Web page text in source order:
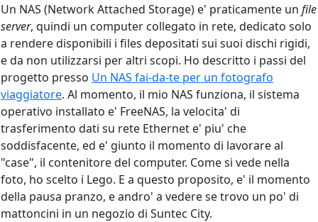
Un NAS (Network Attached Storage) e' praticamente un file
server, quindi un computer collegato in rete, dedicato solo
a rendere disponibili i files depositati sui suoi dischi rigidi,
e da non utilizzarsi per altri scopi. Ho descritto i passi del
progetto presso Un NAS fai-da-te per un fotografo
viaggiatore. Al momento, il mio NAS funziona, il sistema
operativo installato e' FreeNAS, la velocita' di
trasferimento dati su rete Ethernet e' piu' che
soddisfacente, ed e' giunto il momento di lavorare al
"case", il contenitore del computer. Come si vede nella
foto, ho scelto i Lego. E a questo proposito, e' il momento
della pausa pranzo, e andro' a vedere se trovo un po' di
mattoncini in un negozio di Suntec City.